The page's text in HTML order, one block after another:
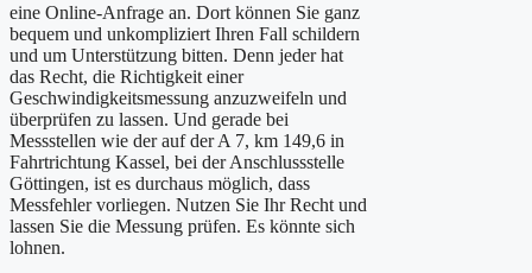
eine Online-Anfrage an. Dort können Sie ganz
bequem und unkompliziert Ihren Fall schildern
und um Unterstützung bitten. Denn jeder hat
das Recht, die Richtigkeit einer
Geschwindigkeitsmessung anzuzweifeln und
überprüfen zu lassen. Und gerade bei
Messstellen wie der auf der A 7, km 149,6 in
Fahrtrichtung Kassel, bei der Anschlussstelle
Göttingen, ist es durchaus möglich, dass
Messfehler vorliegen. Nutzen Sie Ihr Recht und
lassen Sie die Messung prüfen. Es könnte sich
lohnen.